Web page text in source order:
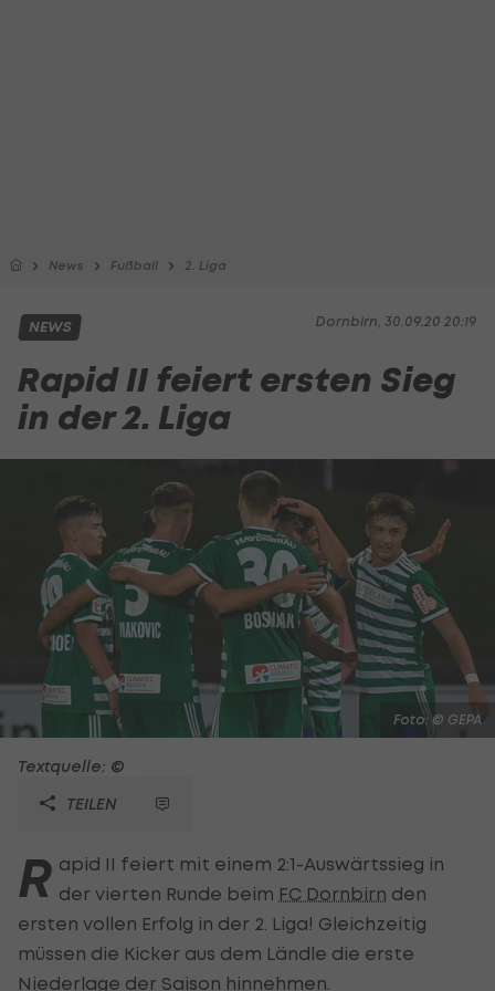
News Fußball 2. Liga
Dornbirn, 30.09.20 20:19
NEWS
Rapid II feiert ersten Sieg
in der 2. Liga
Foto: © GEPA
Textquelle: ©
TEILEN
R apid II feiert mit einem 2:1-Auswärtssieg in
der vierten Runde beim FC Dornbirn den
ersten vollen Erfolg in der 2. Liga! Gleichzeitig
müssen die Kicker aus dem Ländle die erste
Niederlage der Saison hinnehmen.